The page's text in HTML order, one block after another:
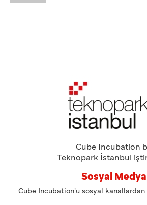
Cube Incubation
Teknopark İstanbul
Sosyal Medya
Cube Incubation'u sosyal